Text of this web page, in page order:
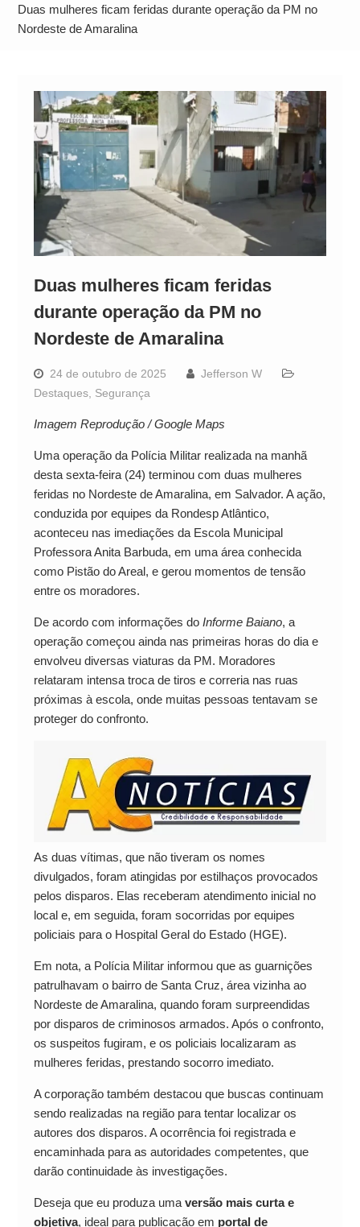
Alto
Duas mulheres ficam feridas durante operação da PM no
Nordeste de Amaralina
Duas mulheres ficam feridas
durante operação da PM no
Nordeste de Amaralina
24 de outubro de 2025
Jefferson W
Destaques, Segurança
Imagem Reprodução / Google Maps
Uma operação da Polícia Militar realizada na manhã
desta sexta-feira (24) terminou com duas mulheres
feridas no Nordeste de Amaralina, em Salvador. A ação,
conduzida por equipes da Rondesp Atlântico,
aconteceu nas imediações da Escola Municipal
Professora Anita Barbuda, em uma área conhecida
como Pistão do Areal, e gerou momentos de tensão
entre os moradores.
De acordo com informações do Informe Baiano, a
operação começou ainda nas primeiras horas do dia e
envolveu diversas viaturas da PM. Moradores
relataram intensa troca de tiros e correria nas ruas
próximas à escola, onde muitas pessoas tentavam se
proteger do confronto.
As duas vítimas, que não tiveram os nomes
divulgados, foram atingidas por estilhaços provocados
pelos disparos. Elas receberam atendimento inicial no
local e, em seguida, foram socorridas por equipes
policiais para o Hospital Geral do Estado (HGE).
Em nota, a Polícia Militar informou que as guarnições
patrulhavam o bairro de Santa Cruz, área vizinha ao
Nordeste de Amaralina, quando foram surpreendidas
por disparos de criminosos armados. Após o confronto,
os suspeitos fugiram, e os policiais localizaram as
mulheres feridas, prestando socorro imediato.
A corporação também destacou que buscas continuam
sendo realizadas na região para tentar localizar os
autores dos disparos. A ocorrência foi registrada e
encaminhada para as autoridades competentes, que
darão continuidade às investigações.
Deseja que eu produza uma versão mais curta e
objetiva, ideal para publicação em portal de